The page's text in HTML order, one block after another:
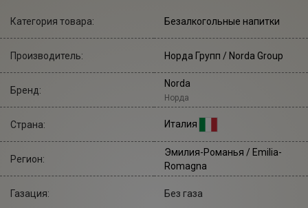
Категория товара: Безалкогольные напитки
Производитель: Норда Групп / Norda Group
Бренд:
Norda
Норда
Страна: Италия
Регион:
Эмилия-Романья / Emilia-
Romagna
Газация: Без газа